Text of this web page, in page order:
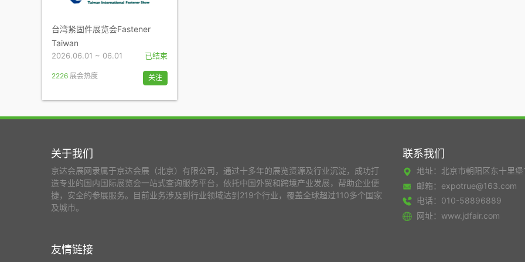
台湾紧固件展览会Fastener
Taiwan
2026.06.01 ~ 06.01 已结束
2226 展会热度 关注
关于我们
京达会展网隶属于京达会展（北京）有限公司，通过十多年的展览资源及行业沉淀，成功打
造专业的国内国际展览会一站式查询服务平台，依托中国外贸和跨境产业发展，帮助企业便
捷，安全的参展服务。目前业务涉及到行业领域达到219个行业，覆盖全球超过110多个国家
及城市。
联系我们
地址：北京市朝阳区东十里
邮箱：expotrue@163.com
电话：010-58896889
网址：www.jdfair.com
友情链接